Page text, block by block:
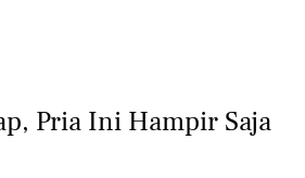
Pria Ini Hampir Saja